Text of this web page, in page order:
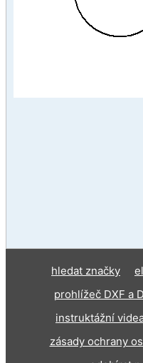
hledat značky
prohlížeč DXF a
instruktážní
zásady ochrany